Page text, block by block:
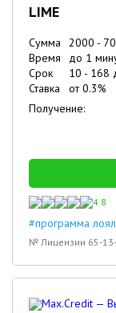
LIME
Сумма 2000 -
Время
до 1
Срок
10 - 168
Ставка
от0.3%
Получение:
4.8
#программа
№ Лицензии 65-